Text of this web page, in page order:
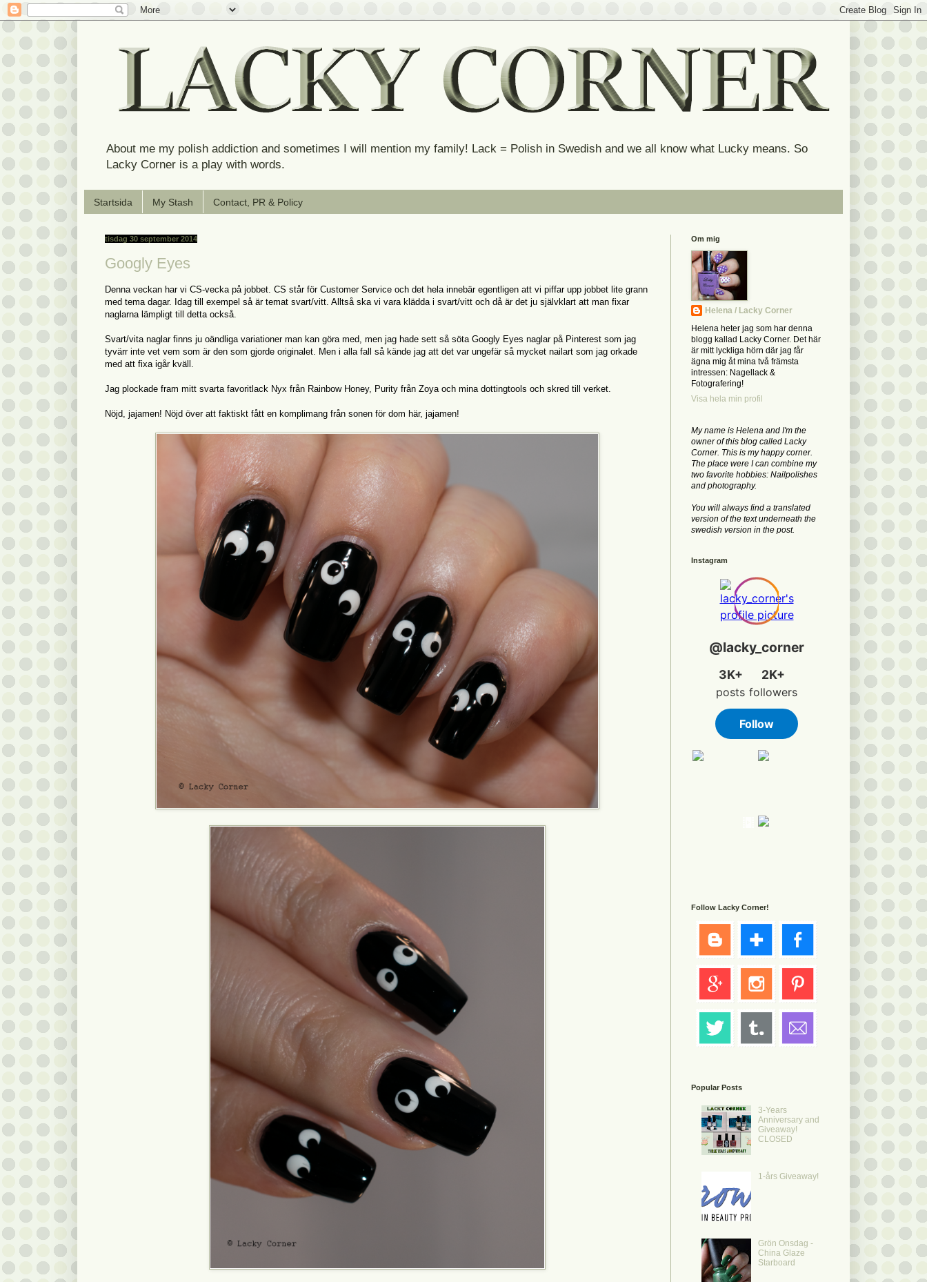
About me my polish addiction and sometimes I will mention my family! Lack = Polish in Swedish and we all know what Lucky means. So
Lacky Corner is a play with words.
Startsida My Stash Contact, PR & Policy
tisdag 30 september 2014
Googly Eyes
Denna veckan har vi CS-vecka på jobbet. CS står för Customer Service och det hela innebär egentligen att vi piffar upp jobbet lite grann
med tema dagar. Idag till exempel så är temat svart/vitt. Alltså ska vi vara klädda i svart/vitt och då är det ju självklart att man fixar
naglarna lämpligt till detta också.
Svart/vita naglar finns ju oändliga variationer man kan göra med, men jag hade sett så söta Googly Eyes naglar på Pinterest som jag
tyvärr inte vet vem som är den som gjorde originalet. Men i alla fall så kände jag att det var ungefär så mycket nailart som jag orkade
med att fixa igår kväll.
Jag plockade fram mitt svarta favoritlack Nyx från Rainbow Honey, Purity från Zoya och mina dottingtools och skred till verket.
Nöjd, jajamen! Nöjd över att faktiskt fått en komplimang från sonen för dom här, jajamen!
Om mig
Helena / Lacky Corner
Helena heter jag som har denna
blogg kallad Lacky Corner. Det här
är mitt lyckliga hörn där jag får
ägna mig åt mina två främsta
intressen: Nagellack &
Fotografering!
Visa hela min profil
My name is Helena and I'm the
owner of this blog called Lacky
Corner. This is my happy corner.
The place were I can combine my
two favorite hobbies: Nailpolishes
and photography.
You will always find a translated
version of the text underneath the
swedish version in the post.
Instagram
Follow Lacky Corner!
Popular Posts
3-Years
Anniversary and
Giveaway!
CLOSED
1-års Giveaway!
Grön Onsdag -
China Glaze
Starboard